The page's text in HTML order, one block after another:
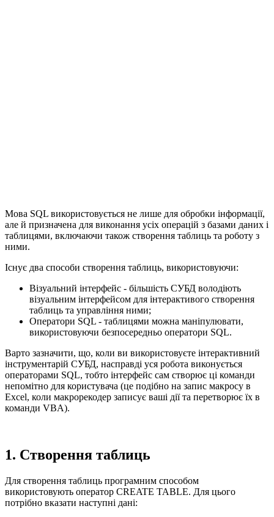
Мова SQL використовується не лише для обробки інформації,
але й призначена для виконання усіх операцій з базами даних і
таблицями, включаючи також створення таблиць та роботу з
ними.
Існує два способи створення таблиць, використовуючи:
Візуальний інтерфейс - більшість СУБД володіють
візуальним інтерфейсом для інтерактивого створення
таблиць та управління ними;
Оператори SQL - таблицями можна маніпулювати,
використовуючи безпосередньо оператори SQL.
Варто зазначити, що, коли ви використовуєте інтерактивний
інструментарій СУБД, насправді уся робота виконується
операторами SQL, тобто інтерфейс сам створює ці команди
непомітно для користувача (це подібно на запис макросу в
Excel, коли макрорекодер записує ваші дії та перетворює їх в
команди VBA).
1. Створення таблиць
Для створення таблиць програмним способом
використовують оператор CREATE TABLE. Для цього
потрібно вказати наступні дані: